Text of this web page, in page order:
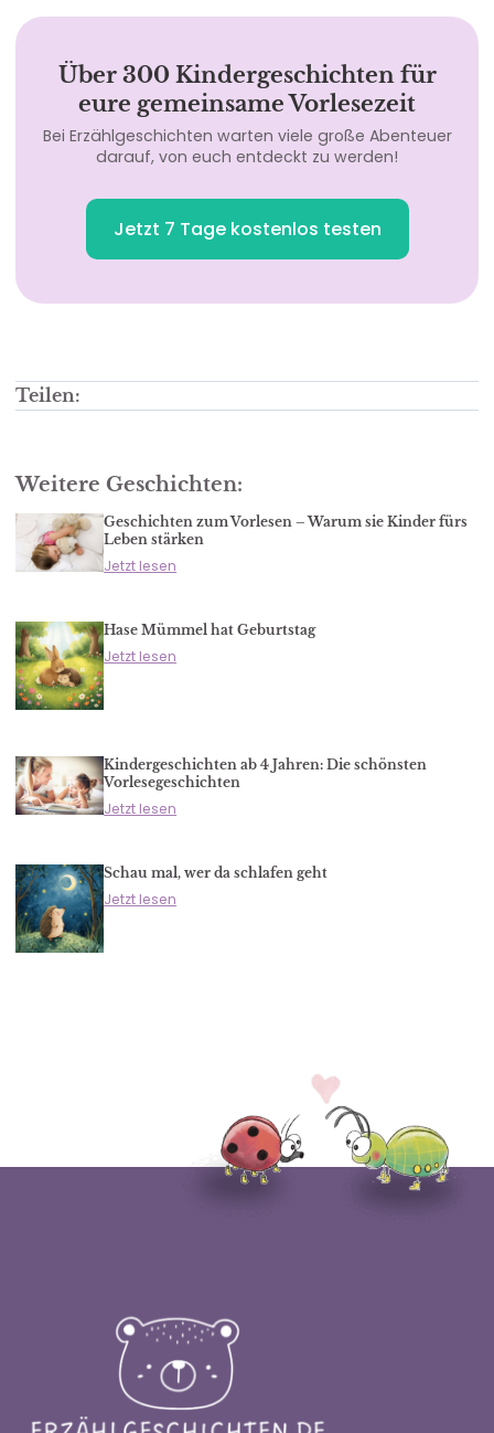
Über 300 Kindergeschichten für
eure gemeinsame Vorlesezeit
Bei Erzählgeschichten warten viele große Abenteuer
darauf, von euch entdeckt zu werden!
Jetzt 7 Tage kostenlos testen
Teilen:
Weitere Geschichten:
Geschichten zum Vorlesen – Warum sie Kinder fürs
Leben stärken
Jetzt lesen
Hase Mümmel hat Geburtstag
Jetzt lesen
Kindergeschichten ab 4 Jahren: Die schönsten
Vorlesegeschichten
Jetzt lesen
Schau mal, wer da schlafen geht
Jetzt lesen